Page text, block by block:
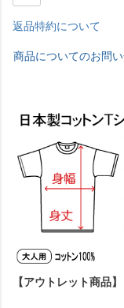
返品特約について
商品についてのお問
【アウトレット商品】